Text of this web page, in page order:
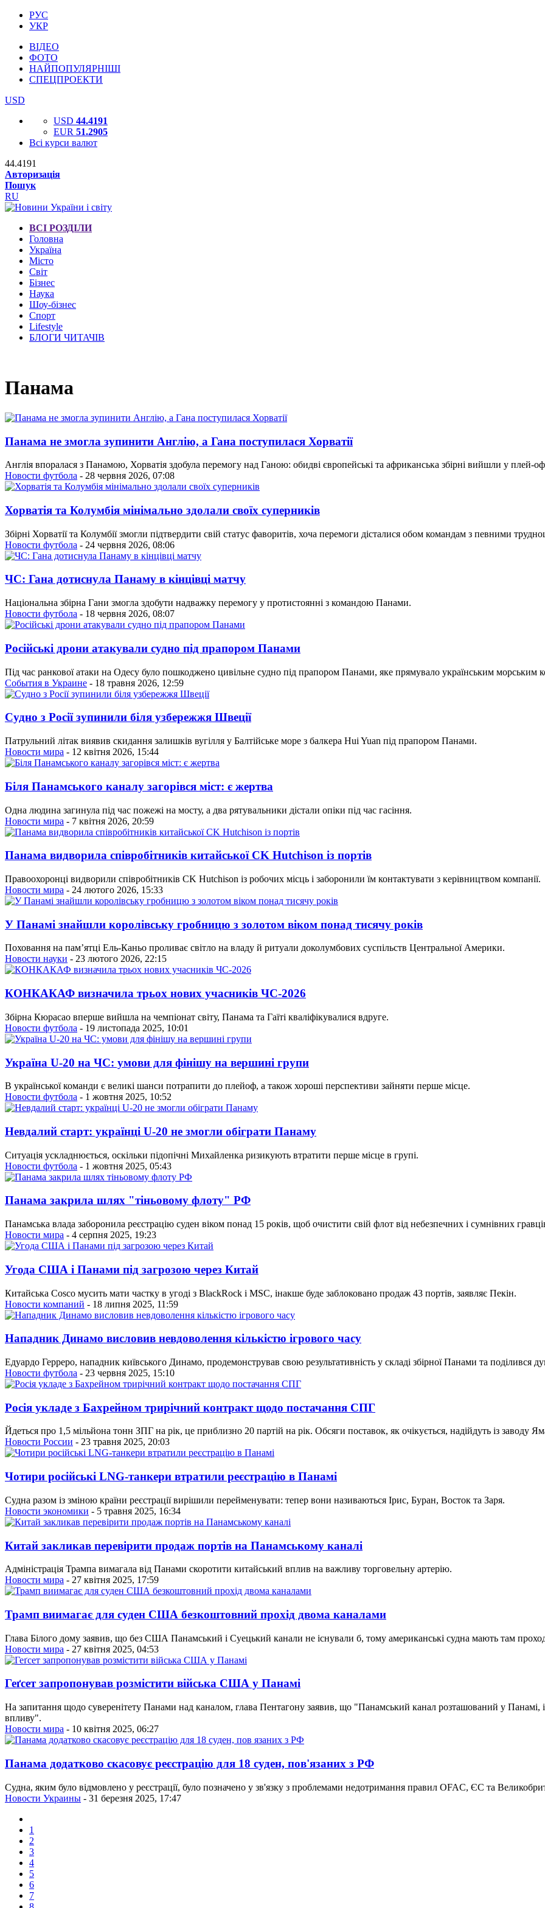
РУС
УКР
ВІДЕО
ФОТО
НАЙПОПУЛЯРНІШІ
СПЕЦПРОЕКТИ
USD
USD 44.4191
EUR 51.2905
Всі курси валют
44.4191
Авторизація
Пошук
RU
ВСІ РОЗДІЛИ
Головна
Україна
Місто
Світ
Бізнес
Наука
Шоу-бізнес
Спорт
Lifestyle
БЛОГИ ЧИТАЧІВ
Панама
Панама не змогла зупинити Англію, а Гана поступилася Хорватії
Англія впоралася з Панамою, Хорватія здобула перемогу над Ганою: обидві європейські та африканська збірні вийшли у плей-
Новости футбола - 28 червня 2026, 07:08
Хорватія та Колумбія мінімально здолали своїх суперників
Збірні Хорватії та Колумбії змогли підтвердити свій статус фаворитів, хоча перемоги дісталися обом командам з певними
Новости футбола - 24 червня 2026, 08:06
ЧС: Гана дотиснула Панаму в кінцівці матчу
Національна збірна Гани змогла здобути надважку перемогу у протистоянні з командою Панами.
Новости футбола - 18 червня 2026, 08:07
Російські дрони атакували судно під прапором Панами
Під час ранкової атаки на Одесу було пошкоджено цивільне судно під прапором Панами, яке прямувало українським морським
События в Украине - 18 травня 2026, 12:59
Судно з Росії зупинили біля узбережжя Швеції
Патрульний літак виявив скидання залишків вугілля у Балтійське море з балкера Hui Yuan під прапором Панами.
Новости мира - 12 квітня 2026, 15:44
Біля Панамського каналу загорівся міст: є жертва
Одна людина загинула під час пожежі на мосту, а два рятувальники дістали опіки під час гасіння.
Новости мира - 7 квітня 2026, 20:59
Панама видворила співробітників китайської CK Hutchison із портів
Правоохоронці видворили співробітників CK Hutchison із робочих місць і заборонили їм контактувати з керівництвом компанії.
Новости мира - 24 лютого 2026, 15:33
У Панамі знайшли королівську гробницю з золотом віком понад тисячу років
Поховання на пам’ятці Ель-Каньо проливає світло на владу й ритуали доколумбових суспільств Центральної Америки.
Новости науки - 23 лютого 2026, 22:15
КОНКАКАФ визначила трьох нових учасників ЧС-2026
Збірна Кюрасао вперше вийшла на чемпіонат світу, Панама та Гаїті кваліфікувалися вдруге.
Новости футбола - 19 листопада 2025, 10:01
Україна U-20 на ЧС: умови для фінішу на вершині групи
В української команди є великі шанси потрапити до плейоф, а також хороші перспективи зайняти перше місце.
Новости футбола - 1 жовтня 2025, 10:52
Невдалий старт: українці U-20 не змогли обіграти Панаму
Ситуація ускладнюється, оскільки підопічні Михайленка ризикують втратити перше місце в групі.
Новости футбола - 1 жовтня 2025, 05:43
Панама закрила шлях "тіньовому флоту" РФ
Панамська влада заборонила реєстрацію суден віком понад 15 років, щоб очистити свій флот від небезпечних і сумнівних
Новости мира - 4 серпня 2025, 19:23
Угода США і Панами під загрозою через Китай
Китайська Cosco мусить мати частку в угоді з BlackRock і MSC, інакше буде заблоковано продаж 43 портів, заявляє Пекін.
Новости компаний - 18 липня 2025, 11:59
Нападник Динамо висловив невдоволення кількістю ігрового часу
Едуардо Герреро, нападник київського Динамо, продемонстрував свою результативність у складі збірної Панами та
Новости футбола - 23 червня 2025, 15:10
Росія укладе з Бахрейном трирічний контракт щодо постачання СПГ
Йдеться про 1,5 мільйона тонн ЗПГ на рік, це приблизно 20 партій на рік. Обсяги поставок, як очікується, надійдуть із заводу
Новости России - 23 травня 2025, 20:03
Чотири російські LNG-танкери втратили реєстрацію в Панамі
Судна разом із зміною країни реєстрації вирішили перейменувати: тепер вони називаються Ірис, Буран, Восток та Заря.
Новости экономики - 5 травня 2025, 16:34
Китай закликав перевірити продаж портів на Панамському каналі
Адміністрація Трампа вимагала від Панами скоротити китайський вплив на важливу торговельну артерію.
Новости мира - 27 квітня 2025, 17:59
Трамп виимагає для суден США безкоштовний прохід двома каналами
Глава Білого дому заявив, що без США Панамський і Суецький канали не існували б, тому американські судна мають там
Новости мира - 27 квітня 2025, 04:53
Геґсет запропонував розмістити війська США у Панамі
На запитання щодо суверенітету Панами над каналом, глава Пентагону заявив, що "Панамський канал розташований у Панамі,
впливу".
Новости мира - 10 квітня 2025, 06:27
Панама додатково скасовує реєстрацію для 18 суден, пов'язаних з РФ
Судна, яким було відмовлено у реєстрації, було позначено у зв'язку з проблемами недотримання правил OFAC, ЄС та
Новости Украины - 31 березня 2025, 17:47
1
2
3
4
5
6
7